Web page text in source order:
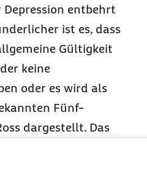
entbehrt
ist es, dass
Gültigkeit
keine
oder es wird als
Fünf-
dargestellt. Das
kranken
psychologischen